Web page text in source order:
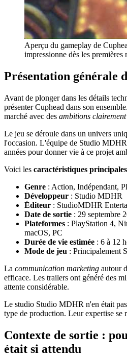
Aperçu du gameplay de
impressionne dès les premières
Présentation générale
Avant de plonger dans les détails
présenter Cuphead dans son
marché avec des ambitions
Le jeu se déroule dans un univers
l'occasion. L'équipe de Studio
années pour donner vie à ce projet
Voici les caractéristiques principales
Genre : Action, Indépendant,
Développeur : Studio MDHR
Éditeur : StudioMDHR
Date de sortie : 29 septembre
Plateformes : PlayStation 4,
macOS, PC
Durée de vie estimée : 6 à 12
Mode de jeu : Principalement
La communication marketing autour
efficace. Les trailers ont généré des
attente considérable.
Le studio Studio MDHR n'en était
type de production. Leur expertise se
Contexte de sortie :
était si attendu